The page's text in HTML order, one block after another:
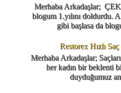
Merhaba Arkadaşlar;
blogum 1.yılını doldurdu.
gibi başlasa da
Restorex Hızlı
Merhaba Arkadaşlar;
her kadın bir beklenti
duyduğumuz